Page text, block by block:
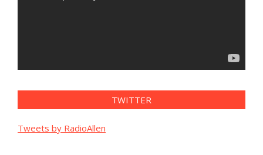
TWITTER
Tweets by RadioAllen